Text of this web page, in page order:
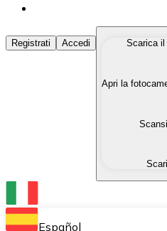
Acquista Criptovalute
Acquista le criptovalute
Converti le tue
Scambia una
Conserva le tue cripto in
Registrati Accedi
Scarica il
Apri la
Español